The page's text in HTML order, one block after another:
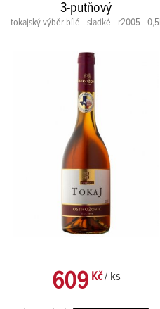
3-putňový
tokajský výběr bílé - sladké - r2005 - 0,5l
609Kč/ ks